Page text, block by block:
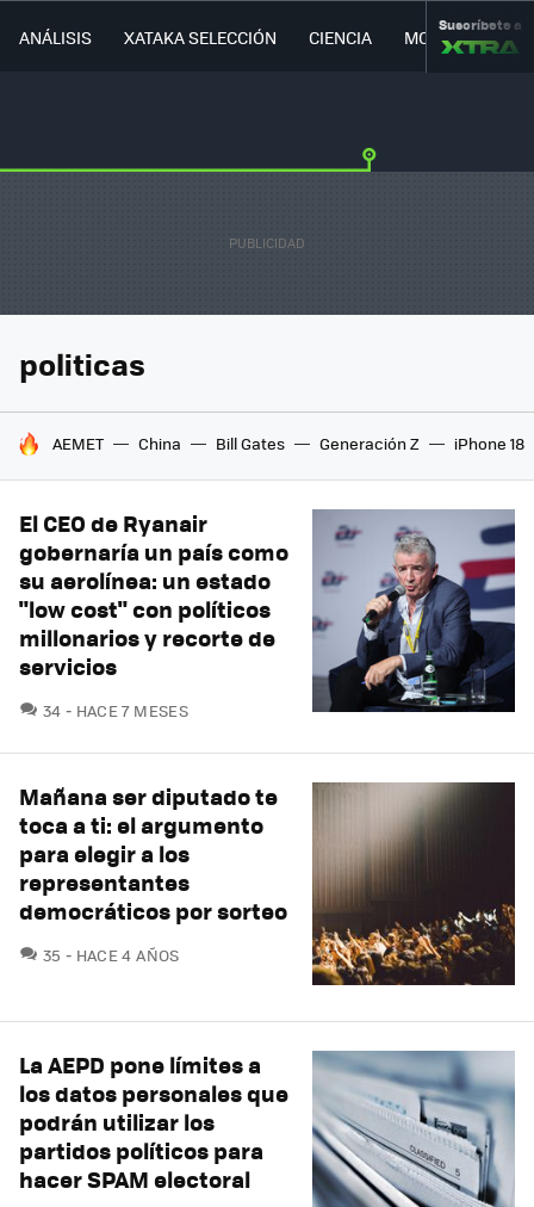
ANÁLISIS XATAKA SELECCIÓN CIENCIA MOVILIDAD
Suscríbete a
politicas
HOY SE HABLA DE
AEMET China Bill Gates Generación Z iPhone 18
El CEO de Ryanair
gobernaría un país como
su aerolínea: un estado
"low cost" con políticos
millonarios y recorte de
servicios
34 COMENTARIOS
HACE 7 MESES
Mañana ser diputado te
toca a ti: el argumento
para elegir a los
representantes
democráticos por sorteo
35 COMENTARIOS
HACE 4 AÑOS
La AEPD pone límites a
los datos personales que
podrán utilizar los
partidos políticos para
hacer SPAM electoral